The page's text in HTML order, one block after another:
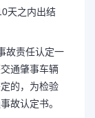
天之内出结
故责任认定一
通肇事车辆
的，为检验
故认定书。
一般要
么时
故责任认